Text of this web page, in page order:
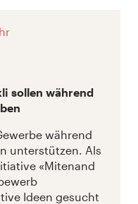
sollen während
während
unterstützen. Als
«Mitenand
Ideen gesucht